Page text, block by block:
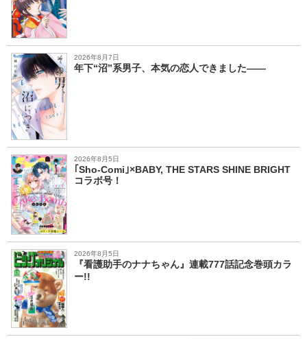
2026年8月7日
年下“沼”系男子、本気の恋人できました――
2026年8月5日
｢Sho-Comi｣×BABY, THE STARS SHINE BRIGHT
コラボ号！
2026年8月5日
『看護助手のナナちゃん』連載777話記念巻頭カラ
ー!!